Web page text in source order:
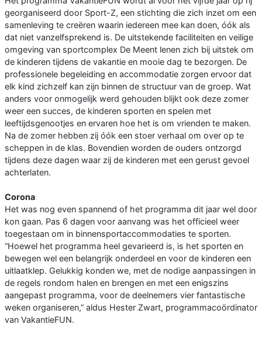
georganiseerd door Sport-Z, een stichting die zich inzet om een
samenleving te creëren waarin iedereen mee kan doen, óók als
dat niet vanzelfsprekend is. De uitstekende faciliteiten en veilige
omgeving van sportcomplex De Meent lenen zich bij uitstek om
de kinderen tijdens de vakantie en mooie dag te bezorgen. De
professionele begeleiding en accommodatie zorgen ervoor dat
elk kind zichzelf kan zijn binnen de structuur van de groep. Wat
anders voor onmogelijk werd gehouden blijkt ook deze zomer
weer een succes, de kinderen sporten en spelen met
leeftijdsgenootjes en ervaren hoe het is om vrienden te maken.
Na de zomer hebben zij óók een stoer verhaal om over op te
scheppen in de klas. Bovendien worden de ouders ontzorgd
tijdens deze dagen waar zij de kinderen met een gerust gevoel
achterlaten.
Corona
Het was nog even spannend of het programma dit jaar wel door
kon gaan. Pas 6 dagen voor aanvang was het officieel weer
toegestaan om in binnensportaccommodaties te sporten.
“Hoewel het programma heel gevarieerd is, is het sporten en
bewegen wel een belangrijk onderdeel en voor de kinderen een
uitlaatklep. Gelukkig konden we, met de nodige aanpassingen in
de regels rondom halen en brengen en met een enigszins
aangepast programma, voor de deelnemers vier fantastische
weken organiseren,” aldus Hester Zwart, programmacoördinator
van VakantieFUN.